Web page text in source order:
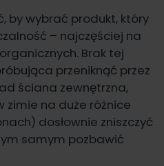
by wybrać produkt, który
– najczęściej na
Brak tej
przeniknąć przez
ściana zewnętrzna,
zimie na duże różnice
dosłownie zniszczyć
samym pozbawić